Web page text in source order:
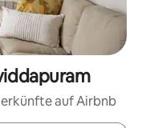
auf Airbnb